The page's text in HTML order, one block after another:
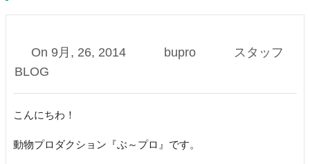
On 9月, 26, 2014 bupro
スタッフ
BLOG
こんにちわ！
動物プロダクション『ぶ～プロ』です。